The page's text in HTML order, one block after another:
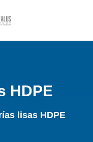
HDPE
lisas HDPE